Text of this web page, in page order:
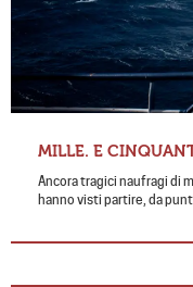
MILLE. E
Ancora tragici naufragi di
hanno visti partire, da